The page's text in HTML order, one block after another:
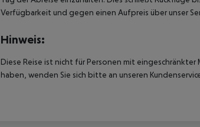
Verfügbarkeit und gegen einen Aufpreis über unser
Hinweis:
Diese Reise ist nicht für Personen mit
haben, wenden Sie sich bitte an unseren